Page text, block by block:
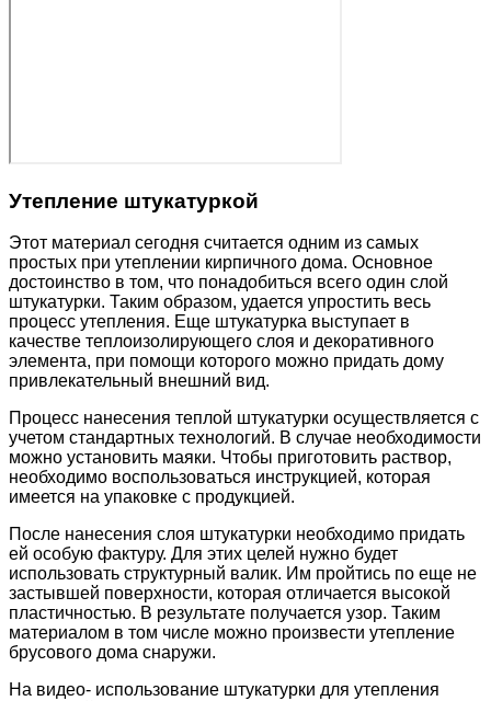
Утепление штукатуркой
Этот материал сегодня считается одним из самых
простых при утеплении кирпичного дома. Основное
достоинство в том, что понадобиться всего один слой
штукатурки. Таким образом, удается упростить весь
процесс утепления. Еще штукатурка выступает в
качестве теплоизолирующего слоя и декоративного
элемента, при помощи которого можно придать дому
привлекательный внешний вид.
Процесс нанесения теплой штукатурки осуществляется с
учетом стандартных технологий. В случае необходимости
можно установить маяки. Чтобы приготовить раствор,
необходимо воспользоваться инструкцией, которая
имеется на упаковке с продукцией.
После нанесения слоя штукатурки необходимо придать
ей особую фактуру. Для этих целей нужно будет
использовать структурный валик. Им пройтись по еще не
застывшей поверхности, которая отличается высокой
пластичностью. В результате получается узор. Таким
материалом в том числе можно произвести утепление
брусового дома снаружи.
На видео- использование штукатурки для утепления